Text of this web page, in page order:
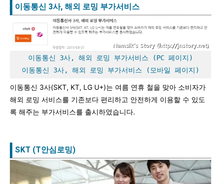
이동통신 3사, 해외 로밍 부가서비스
이동통신 3사, 해외 로밍 부가서비스 (PC 페이지)
이동통신 3사, 해외 로밍 부가서비스 (모바일 페이지)
이동통신 3사(SKT, KT, LG U+)는 여름 연휴 철을 맞아 소비자가
해외 로밍 서비스를 기존보다 편리하고 안전하게 이용할 수 있도
록 해주는 부가서비스를 출시하였습니다.
SKT (T안심로밍)